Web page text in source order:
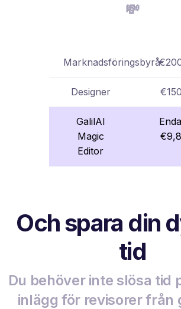
💸
Marknadsföringsbyrå
Designer
GalilAI
Magic
Editor
Och spara din
tid
Du behöver inte slösa tid
inlägg för revisorer från